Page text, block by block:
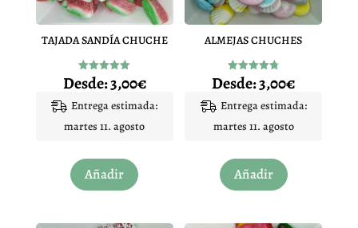
TAJADA SANDÍA CHUCHE
Valorado
con
de 5
Desde:3,00€
Entrega estimada:
martes 11. agosto
Añadir
producto
ALMEJAS CHUCHES
Valorado
con
de 5
Desde:3,00€
Entrega estimada:
martes 11. agosto
Añadir
producto